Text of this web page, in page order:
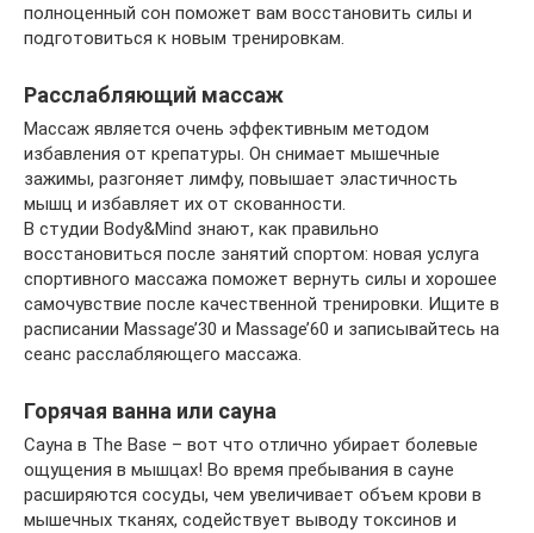
полноценный сон поможет вам восстановить силы и
подготовиться к новым тренировкам.
Расслабляющий массаж
Массаж является очень эффективным методом
избавления от крепатуры. Он снимает мышечные
зажимы, разгоняет лимфу, повышает эластичность
мышц и избавляет их от скованности.
В студии Body&Mind знают, как правильно
восстановиться после занятий спортом: новая услуга
спортивного массажа поможет вернуть силы и хорошее
самочувствие после качественной тренировки. Ищите в
расписании Massage’30 и Massage’60 и записывайтесь на
сеанс расслабляющего массажа.
Горячая ванна или сауна
Сауна в The Base – вот что отлично убирает болевые
ощущения в мышцах! Во время пребывания в сауне
расширяются сосуды, чем увеличивает объем крови в
мышечных тканях, содействует выводу токсинов и